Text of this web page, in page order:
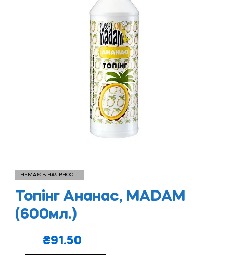
НЕМАЄ В НАЯВНОСТІ
Топінг Ананас, MADAM
(600мл.)
₴91.50